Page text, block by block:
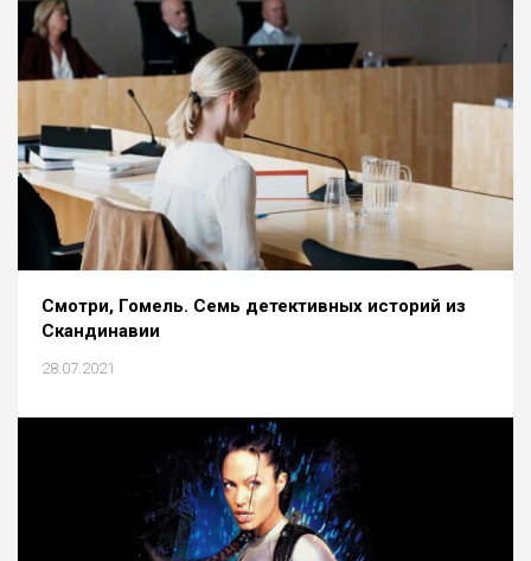
Смотри, Гомель. Семь детективных историй из
Скандинавии
28.07.2021